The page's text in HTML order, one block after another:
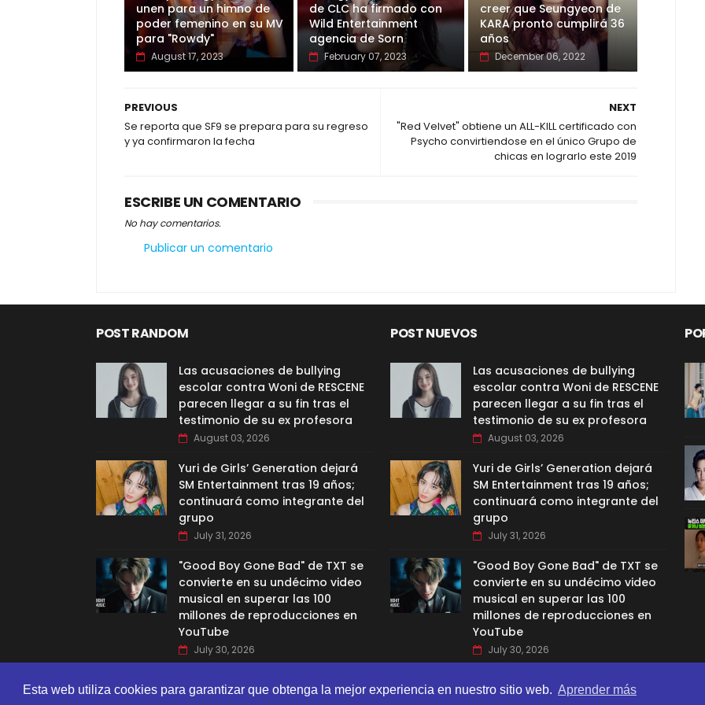
Esta web utiliza cookies para garantizar que obtenga la mejor experiencia en nuestro sitio web. Aprender más
unen para un himno de
poder femenino en su MV
para "Rowdy"
August 17, 2023
de CLC ha firmado con
Wild Entertainment
agencia de Sorn
February 07, 2023
creer que Seungyeon de
KARA pronto cumplirá 36
años
December 06, 2022
NEXT
"Red Velvet" obtiene un ALL-KILL certificado con
Psycho convirtiendose en el único Grupo de
chicas en lograrlo este 2019
PREVIOUS
Se reporta que SF9 se prepara para su regreso
y ya confirmaron la fecha
ESCRIBE UN COMENTARIO
No hay comentarios.
Publicar un comentario
POST RANDOM
Las acusaciones de bullying
escolar contra Woni de RESCENE
parecen llegar a su fin tras el
testimonio de su ex profesora
August 03, 2026
Yuri de Girls’ Generation dejará
SM Entertainment tras 19 años;
continuará como integrante del
grupo
July 31, 2026
"Good Boy Gone Bad" de TXT se
convierte en su undécimo video
musical en superar las 100
millones de reproducciones en
YouTube
July 30, 2026
POST NUEVOS
Las acusaciones de bullying
escolar contra Woni de RESCENE
parecen llegar a su fin tras el
testimonio de su ex profesora
August 03, 2026
Yuri de Girls’ Generation dejará
SM Entertainment tras 19 años;
continuará como integrante del
grupo
July 31, 2026
"Good Boy Gone Bad" de TXT se
convierte en su undécimo video
musical en superar las 100
millones de reproducciones en
YouTube
July 30, 2026
SORATEMPLATES | DISTRIBUTED BY GOOYAABI TEMPLATES